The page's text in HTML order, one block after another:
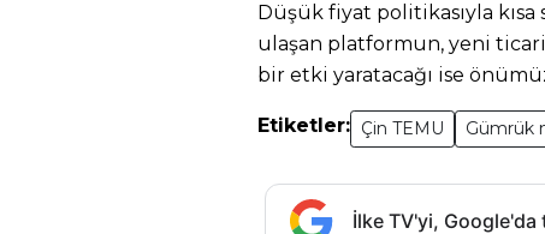
Düşük fiyat politikasıyla
ulaşan platformun, yeni ticari
bir etki yaratacağı ise
Etiketler: Çin TEMU Gümrük
İlke TV'yi,